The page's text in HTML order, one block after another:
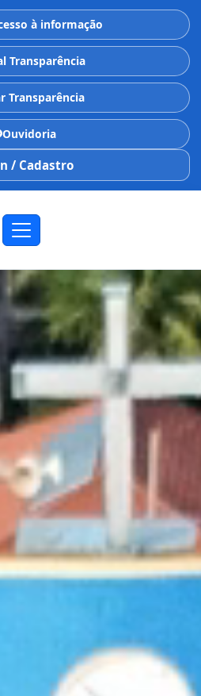
à informação
Transparência
Transparência
Ouvidoria
/ Cadastro
Taboado